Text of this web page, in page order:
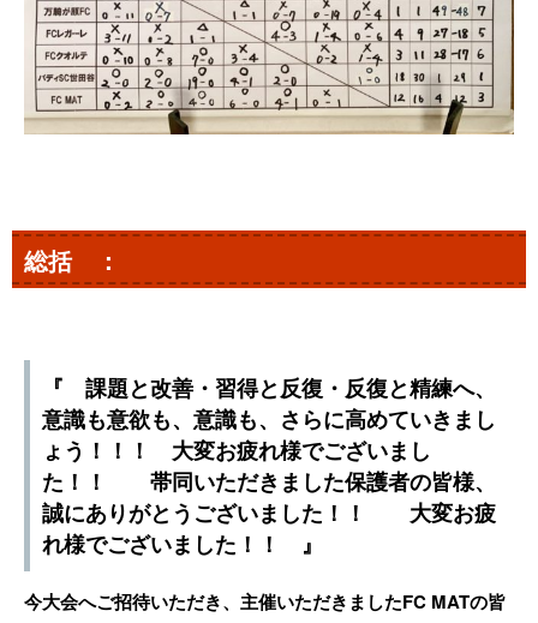
総括 ：
『 課題と改善・習得と反復・反復と精練へ、
意識も意欲も、意識も、さらに高めていきまし
ょう！！！ 大変お疲れ様でございまし
た！！ 帯同いただきました保護者の皆様、
誠にありがとうございました！！ 大変お疲
れ様でございました！！ 』
今大会へご招待いただき、主催いただきましたFC MATの皆